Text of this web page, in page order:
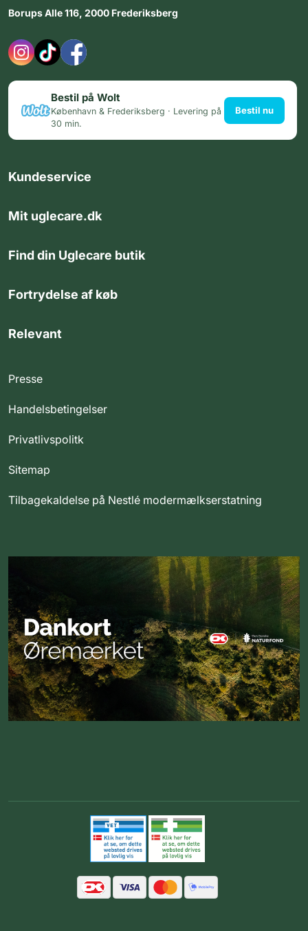
Borups Alle 116, 2000 Frederiksberg
Bestil på Wolt
København & Frederiksberg · Levering på
30 min.
Bestil nu
Kundeservice
Mit uglecare.dk
Find din Uglecare butik
Fortrydelse af køb
Relevant
Presse
Handelsbetingelser
Privatlivspolitk
Sitemap
Tilbagekaldelse på Nestlé modermælkserstatning